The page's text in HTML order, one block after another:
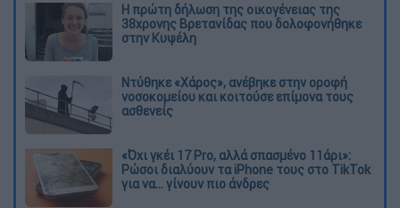
Η πρώτη δήλωση της οικογένειας της
38χρονης Βρετανίδας που δολοφονήθηκε
στην Κυψέλη
Ντύθηκε «Χάρος», ανέβηκε στην οροφή
νοσοκομείου και κοιτούσε επίμονα τους
ασθενείς
«Όχι γκέι 17 Pro, αλλά σπασμένο 11άρι»:
Ρώσοι διαλύουν τα iPhone τους στο TikTok
για να... γίνουν πιο άνδρες